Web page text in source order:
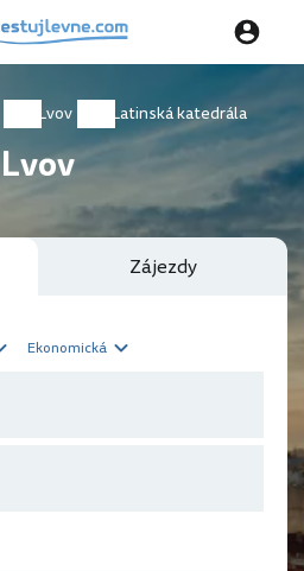
Lvov Latinská katedrála
Lvov
Zájezdy
Ekonomická